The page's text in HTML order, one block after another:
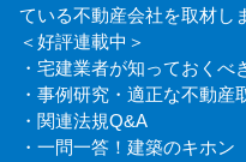
ている不動産会社を取材し
＜好評連載中＞
・宅建業者が知っておく
・事例研究・適正な不動産
・関連法規Q&A
・一問一答！建築のキホン